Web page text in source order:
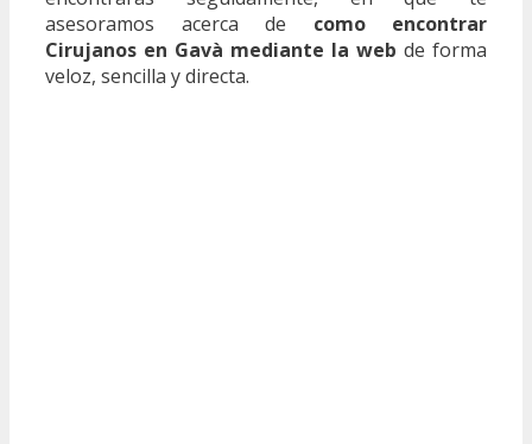
asesoramos acerca de como encontrar
Cirujanos en Gavà mediante la web de forma
veloz, sencilla y directa.